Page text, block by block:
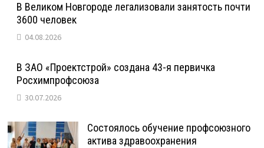
В Великом Новгороде легализовали занятость почти
3600 человек
04.08.2026
В ЗАО «Проектстрой» создана 43-я первичка
Росхимпрофсоюза
30.07.2026
Состоялось обучение профсоюзного
актива здравоохранения